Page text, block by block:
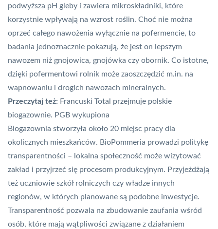
podwyższa pH gleby i zawiera mikroskładniki, które
korzystnie wpływają na wzrost roślin. Choć nie można
oprzeć całego nawożenia wyłącznie na pofermencie, to
badania jednoznacznie pokazują, że jest on lepszym
nawozem niż gnojowica, gnojówka czy obornik. Co istotne,
dzięki pofermentowi rolnik może zaoszczędzić m.in. na
wapnowaniu i drogich nawozach mineralnych.
Przeczytaj też: Francuski Total przejmuje polskie
biogazownie. PGB wykupiona
Biogazownia stworzyła około 20 miejsc pracy dla
okolicznych mieszkańców. BioPommeria prowadzi politykę
transparentności – lokalna społeczność może wizytować
zakład i przyjrzeć się procesom produkcyjnym. Przyjeżdżają
też uczniowie szkół rolniczych czy władze innych
regionów, w których planowane są podobne inwestycje.
Transparentność pozwala na zbudowanie zaufania wśród
osób, które mają wątpliwości związane z działaniem